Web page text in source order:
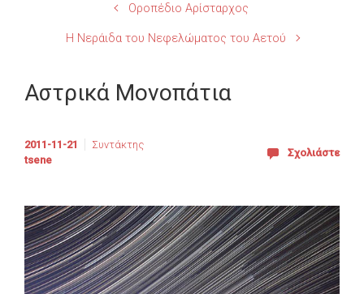
Οροπέδιο Αρίσταρχος
Η Νεράιδα του Νεφελώματος του Αετού
Αστρικά Μονοπάτια
2011-11-21
Συντάκτης
tsene
Σχολιάστε